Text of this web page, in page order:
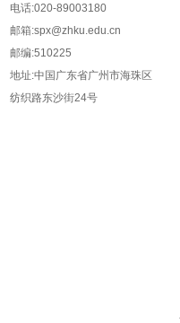
电话:020-89003180
邮箱:spx@zhku.edu.cn
邮编:510225
地址:中国广东省广州市海珠区
纺织路东沙街24号